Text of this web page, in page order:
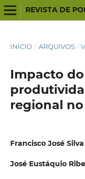
REVISTA DE
INÍCIO / ARQUIVOS /
Impacto
regional
Francisco José
José Eustáquio